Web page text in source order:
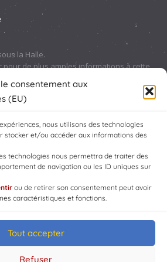
consentement aux
(EU)
nous utilisons des technologies
stocker et/ou accéder aux informations des
technologies nous permettra de traiter des
de navigation ou les ID uniques sur
ou de retirer son consentement peut avoir
caractéristiques et fonctions.
Tout accepter
Refuser
la Halle.
pour de plus amples informations à cette
[2004-2024] | Tous droits réservés.
byWEB3-DESIGN